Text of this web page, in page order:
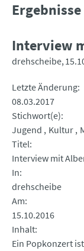
Interview
drehscheibe
Letzte Änderung
08.03.2017
Stichwort(e)
Jugend
Kultur
Titel
Interview mit
In
drehscheibe
Am
15.10.2016
Inhalt
Ein Popkonzert